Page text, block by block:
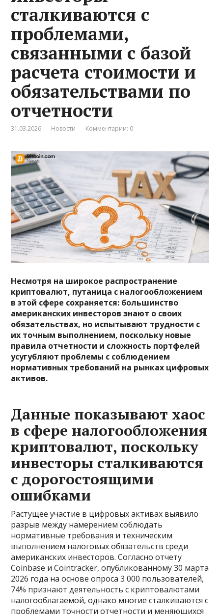
сталкиваются с
проблемами,
связанными с базой
расчета стоимости и
обязательствами по
отчетности
31.03.2026 Новости Комментарии: 0
Несмотря на широкое распространение
криптовалют, путаница с налогообложением
в этой сфере сохраняется: большинство
американских инвесторов знают о своих
обязательствах, но испытывают трудности с
их точным выполнением, поскольку новые
правила отчетности и сложность портфелей
усугубляют проблемы с соблюдением
нормативных требований на рынках цифровых
активов.
Данные показывают хаос
в сфере налогообложения
криптовалют, поскольку
инвесторы сталкиваются
с дорогостоящими
ошибками
Растущее участие в цифровых активах выявило
разрыв между намерением соблюдать
нормативные требования и техническим
выполнением налоговых обязательств среди
американских инвесторов. Согласно отчету
Coinbase и Cointracker, опубликованному 30 марта
2026 года на основе опроса 3 000 пользователей,
74% признают деятельность с криптовалютами
налогооблагаемой, однако многие сталкиваются с
проблемами точности отчетности и меняющихся